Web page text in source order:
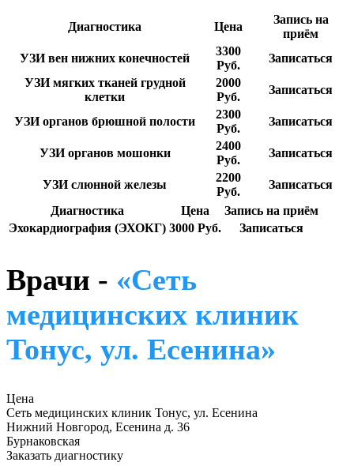
Диагностика Цена
Запись на
приём
УЗИ вен нижних конечностей
3300
Руб.
Записаться
УЗИ мягких тканей грудной
клетки
2000
Руб.
Записаться
УЗИ органов брюшной полости
2300
Руб.
Записаться
УЗИ органов мошонки
2400
Руб.
Записаться
УЗИ слюнной железы
2200
Руб.
Записаться
Диагностика
Цена
Запись на приём
Эхокардиография (ЭХОКГ) 3000 Руб. Записаться
Врачи - «Сеть
медицинских клиник
Тонус, ул. Есенина»
Цена
Сеть медицинских клиник Тонус, ул. Есенина
Нижний Новгород, Есенина д. 36
Бурнаковская
Заказать диагностику